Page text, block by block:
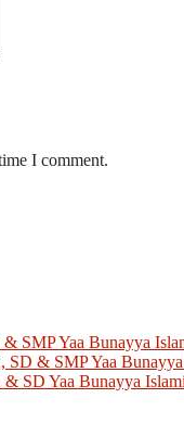
I comment.
SMP Yaa Bunayya
& SMP Yaa
SD Yaa Bunayya